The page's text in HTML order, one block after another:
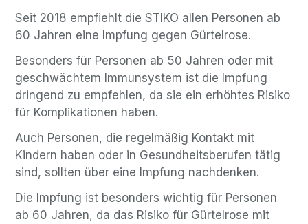
Seit 2018 empfiehlt die STIKO allen Personen ab
60 Jahren eine Impfung gegen Gürtelrose.
Besonders für Personen ab 50 Jahren oder mit
geschwächtem Immunsystem ist die Impfung
dringend zu empfehlen, da sie ein erhöhtes Risiko
für Komplikationen haben.
Auch Personen, die regelmäßig Kontakt mit
Kindern haben oder in Gesundheitsberufen tätig
sind, sollten über eine Impfung nachdenken.
Die Impfung ist besonders wichtig für Personen
ab 60 Jahren, da das Risiko für Gürtelrose mit